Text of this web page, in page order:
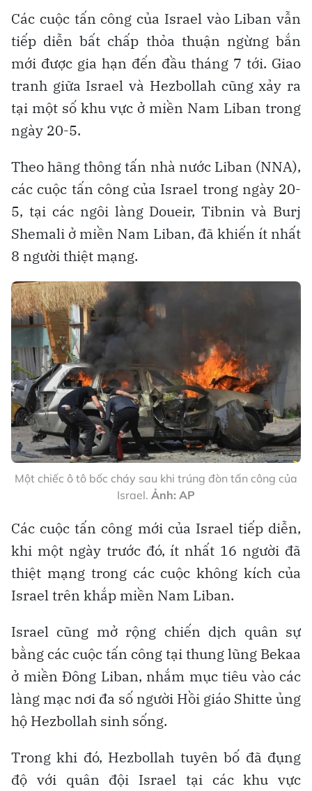
Các cuộc tấn công của Israel vào Liban vẫn
tiếp diễn bất chấp thỏa thuận ngừng bắn
mới được gia hạn đến đầu tháng 7 tới. Giao
tranh giữa Israel và Hezbollah cũng xảy ra
tại một số khu vực ở miền Nam Liban trong
ngày 20-5.
Theo hãng thông tấn nhà nước Liban (NNA),
các cuộc tấn công của Israel trong ngày 20-
5, tại các ngôi làng Doueir, Tibnin và Burj
Shemali ở miền Nam Liban, đã khiến ít nhất
8 người thiệt mạng.
Một chiếc ô tô bốc cháy sau khi trúng đòn tấn công của
Israel. Ảnh: AP
Các cuộc tấn công mới của Israel tiếp diễn,
khi một ngày trước đó, ít nhất 16 người đã
thiệt mạng trong các cuộc không kích của
Israel trên khắp miền Nam Liban.
Israel cũng mở rộng chiến dịch quân sự
bằng các cuộc tấn công tại thung lũng Bekaa
ở miền Đông Liban, nhắm mục tiêu vào các
làng mạc nơi đa số người Hồi giáo Shitte ủng
hộ Hezbollah sinh sống.
Trong khi đó, Hezbollah tuyên bố đã đụng
độ với quân đội Israel tại các khu vực